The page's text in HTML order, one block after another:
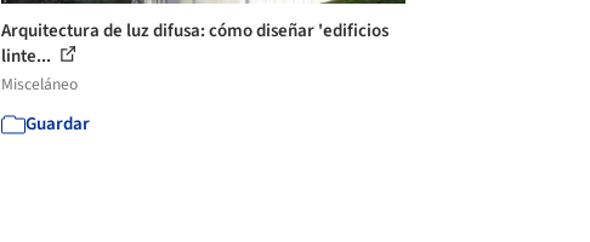
Arquitectura de luz difusa: cómo diseñar 'edificios
linte...
Misceláneo
Guardar